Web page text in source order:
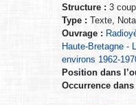
Structure : 3
Type : Texte,
Ouvrage :
Haute-Bretagne -
environs 1962-
Position dans
Occurrence